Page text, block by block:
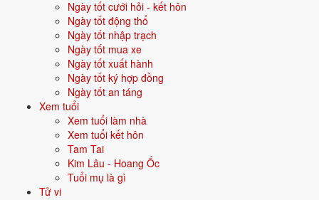
Ngày tốt cưới hỏi - kết hôn
Ngày tốt động thổ
Ngày tốt nhập trạch
Ngày tốt mua xe
Ngày tốt xuất hành
Ngày tốt ký hợp đồng
Ngày tốt an táng
Xem tuổi
Xem tuổi làm nhà
Xem tuổi kết hôn
Tam Tai
Kim Lâu - Hoang Ốc
Tuổi mụ là gì
Tử vi
Năm 2026 người sinh năm 1951 nên tập trung gì?
75 (Cao niên), người sinh năm 1951 nên ưu tiên các chủ đề
Sức khỏe
Hậu vận - con cháu
Đặt tên cho người sinh năm 1951 mệnh Mộc
Khi đặt tên cho người sinh năm